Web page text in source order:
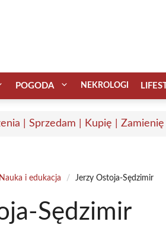
POGODA NEKROLOGI
| Sprzedam | Kupię |
Nauka i edukacja / Jerzy Ostoja-Sędzimir
Sędzimir